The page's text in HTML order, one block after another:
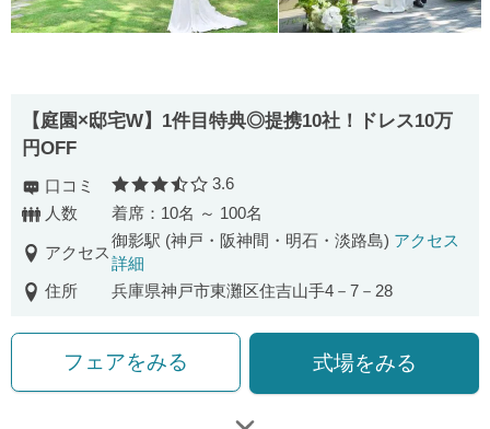
【庭園×邸宅W】1件目特典◎提携10社！ドレス10万
円OFF
口コミ 口コミ評価
3.6
人数
着席：10名 ～ 100名
アクセス
御影駅 (神戸・阪神間・明石・淡路島) アクセス
詳細
住所
兵庫県神戸市東灘区住吉山手4－7－28
フェアをみる 式場をみる